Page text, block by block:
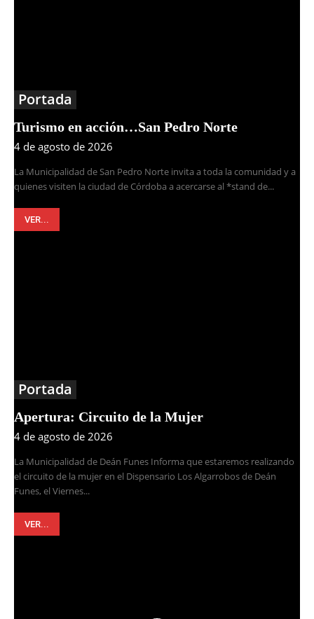
Portada
Turismo en acción…San Pedro Norte
4 de agosto de 2026
La Municipalidad de San Pedro Norte invita a toda la comunidad y a
quienes visiten la ciudad de Córdoba a acercarse al *stand de...
VER...
Portada
Apertura: Circuito de la Mujer
4 de agosto de 2026
La Municipalidad de Deán Funes Informa que estaremos realizando
el circuito de la mujer en el Dispensario Los Algarrobos de Deán
Funes, el Viernes...
VER...